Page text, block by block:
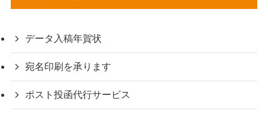
データ入稿年賀状
宛名印刷を承ります
ポスト投函代行サービス